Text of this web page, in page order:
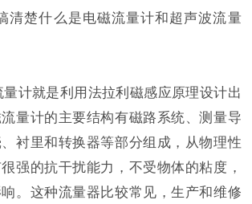
楚什么是电磁流量计和超声波流量
计就是利用法拉利磁感应原理设计出
量计的主要结构有磁路系统、测量导
衬里和转换器等部分组成，从物理性
强的抗干扰能力，不受物体的粘度，
。这种流量器比较常见，生产和维修